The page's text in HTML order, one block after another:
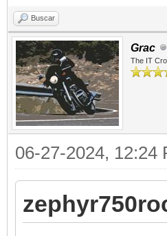
Buscar
Grac
The IT
06-27-2024, 12:24